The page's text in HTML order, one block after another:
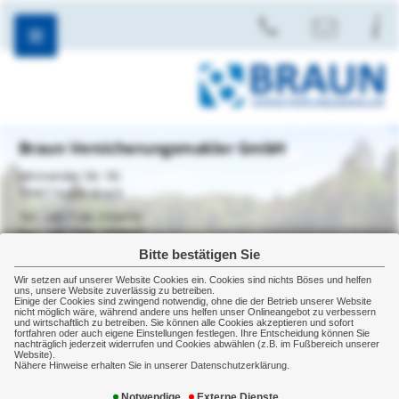
Bitte bestätigen Sie
Wir setzen auf unserer Website Cookies ein. Cookies sind nichts Böses und helfen
uns, unsere Website zuverlässig zu betreiben.
Einige der Cookies sind zwingend notwendig, ohne die der Betrieb unserer Website
nicht möglich wäre, während andere uns helfen unser Onlineangebot zu verbessern
und wirtschaftlich zu betreiben. Sie können alle Cookies akzeptieren und sofort
fortfahren oder auch eigene Einstellungen festlegen. Ihre Entscheidung können Sie
nachträglich jederzeit widerrufen und Cookies abwählen (z.B. im Fußbereich unserer
Website).
Nähere Hinweise erhalten Sie in unserer Datenschutzerklärung.
Braun Versicherungsmakler GmbH
Winnender Str. 95
73667 Kaisersbach
+49 7184 2938055
+49 7184 2938057
Gewerbe Sachversicherung Betriebsgebäudeversicherung
Gebäudeversicherung
Wo rohe Kräfte walten: Optimaler Schutz durch